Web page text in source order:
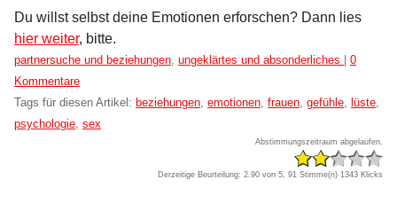
Du willst selbst deine Emotionen erforschen? Dann lies
hier weiter, bitte.
Kategorien:
partnersuche und beziehungen, ungeklärtes und absonderliches
0
Kommentare
Tags für diesen Artikel: beziehungen, emotionen, frauen, gefühle, lüste,
psychologie, sex
Abstimmungszeitraum abgelaufen.
Derzeitige Beurteilung: 2.90 von 5, 91 Stimme(n) 1343 Klicks